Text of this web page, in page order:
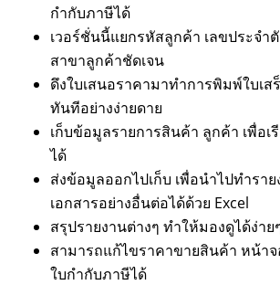
กำกับภาษีได้
เวอร์ชั่นนี้แยกรหัสลูกค้า เลขประจำ
สาขาลูกค้าชัดเจน
ดึงใบเสนอราคามาทำการพิมพ์ใบเ
ทันทีอย่างง่ายดาย
เก็บข้อมูลรายการสินค้า ลูกค้า เพื่อเ
ได้
ส่งข้อมูลออกไปเก็บ เพื่อนำไปทำรา
เอกสารอย่างอื่นต่อได้ด้วย Excel
สรุปรายงานต่างๆ ทำให้มองดูได้ง่าย
สามารถแก้ไขราคาขายสินค้า หน้า
ใบกำกับภาษีได้